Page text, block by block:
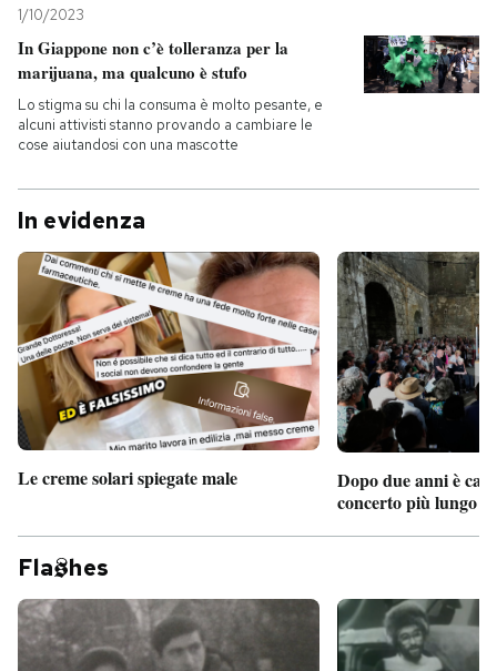
I MIEI PREFERITI
AREA PERSONALE
Entra
1/10/2023
In Giappone non c’è tolleranza per la
marijuana, ma qualcuno è stufo
Lo stigma su chi la consuma è molto pesante, e
alcuni attivisti stanno provando a cambiare le
cose aiutandosi con una mascotte
In evidenza
Le creme solari spiegate male
Dopo due anni è
concerto più lungo
Fla hes